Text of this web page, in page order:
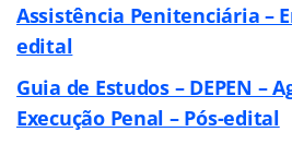
Assistência Penitenciária –
edital
Guia de Estudos – DEPEN –
Execução Penal – Pós-edital